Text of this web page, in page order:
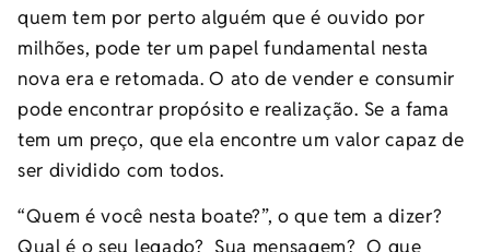
quem tem por perto alguém que é ouvido por
milhões, pode ter um papel fundamental nesta
nova era e retomada. O ato de vender e consumir
pode encontrar propósito e realização. Se a fama
tem um preço, que ela encontre um valor capaz de
ser dividido com todos.
“Quem é você nesta boate?”, o que tem a dizer?
Qual é o seu legado? Sua mensagem? O que